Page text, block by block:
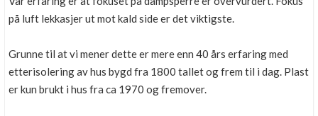
på luft lekkasjer ut mot kald side er det viktigste.
Grunne til at vi mener dette er mere enn 40 års erfaring med
etterisolering av hus bygd fra 1800 tallet og frem til i dag. Plast
er kun brukt i hus fra ca 1970 og fremover.